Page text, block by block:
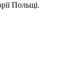
Польщі.